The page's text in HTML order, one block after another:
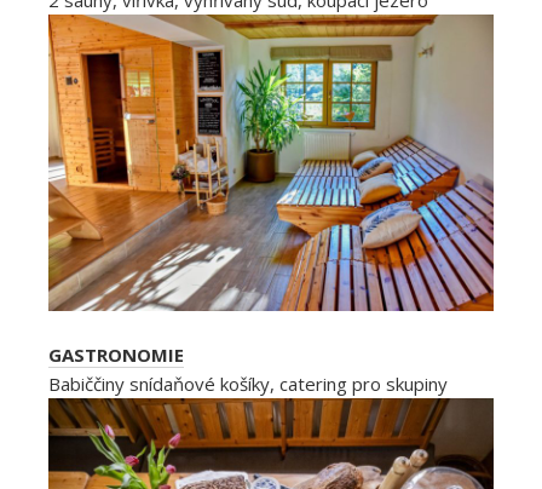
GASTRONOMIE
Babiččiny snídaňové košíky, catering pro skupiny